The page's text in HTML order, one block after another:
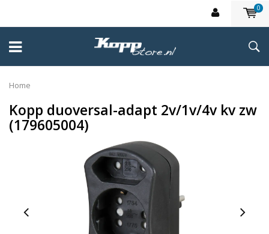
0
Home
Kopp duoversal-adapt 2v/1v/4v kv zw
(179605004)